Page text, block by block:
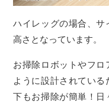
ハイレッグの場合、サ
高さとなっています。
お掃除ロボットやフロ
ように設計されてい
下もお掃除が簡単！日